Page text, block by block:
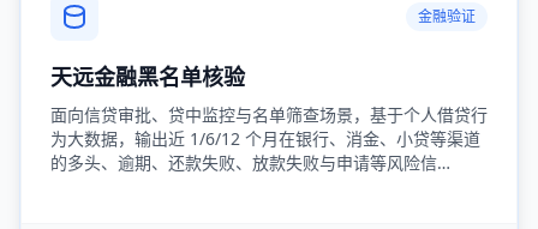
金融验证
天远金融黑名单核验
面向信贷审批、贷中监控与名单筛查场景，基于个人借贷行
为大数据，输出近 1/6/12 个月在银行、消金、小贷等渠道
的多头、逾期、还款失败、放款失败与申请等风险信…